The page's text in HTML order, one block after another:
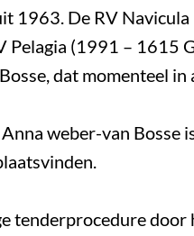
1963. De RV
Pelagia (1991 – 1615
dat momenteel in
weber-van
tenderprocedure